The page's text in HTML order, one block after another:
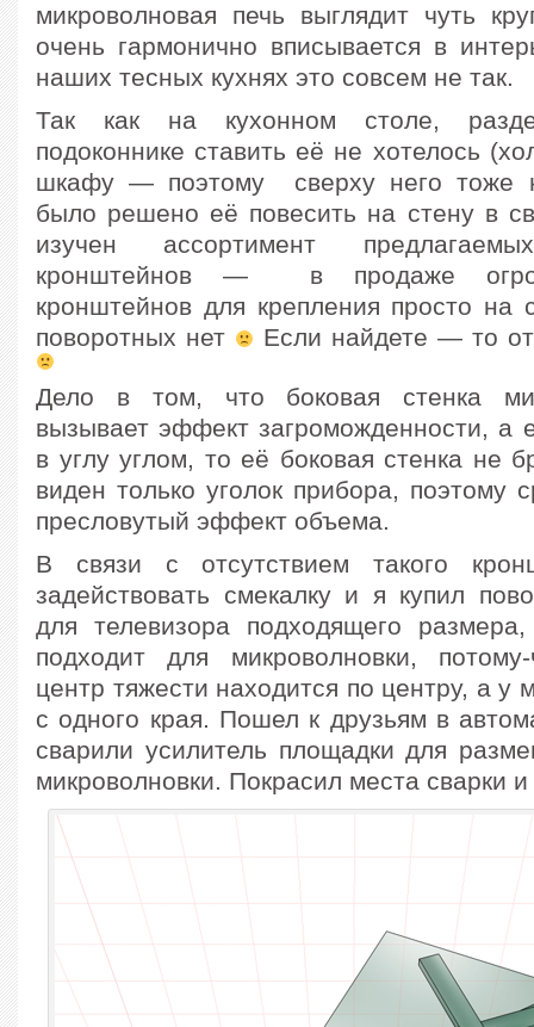
микроволновая печь выглядит чуть
очень гармонично вписывается в
наших тесных кухнях это совсем не так.
Так как на кухонном столе,
подоконнике ставить её не хотелось
шкафу — поэтому сверху него тоже
было решено её повесить на стену в
изучен ассортимент
кронштейнов — в продаже
кронштейнов для крепления просто на
поворотных нет
Если найдете — то
Дело в том, что боковая стенка
вызывает эффект загроможденности, а
в углу углом, то её боковая стенка не
виден только уголок прибора, поэтому
пресловутый эффект объема.
В связи с отсутствием такого
задействовать смекалку и я купил
для телевизора подходящего
подходит для микроволновки,
центр тяжести находится по центру, а у
с одного края. Пошел к друзьям в
сварили усилитель площадки для
микроволновки. Покрасил места сварки и